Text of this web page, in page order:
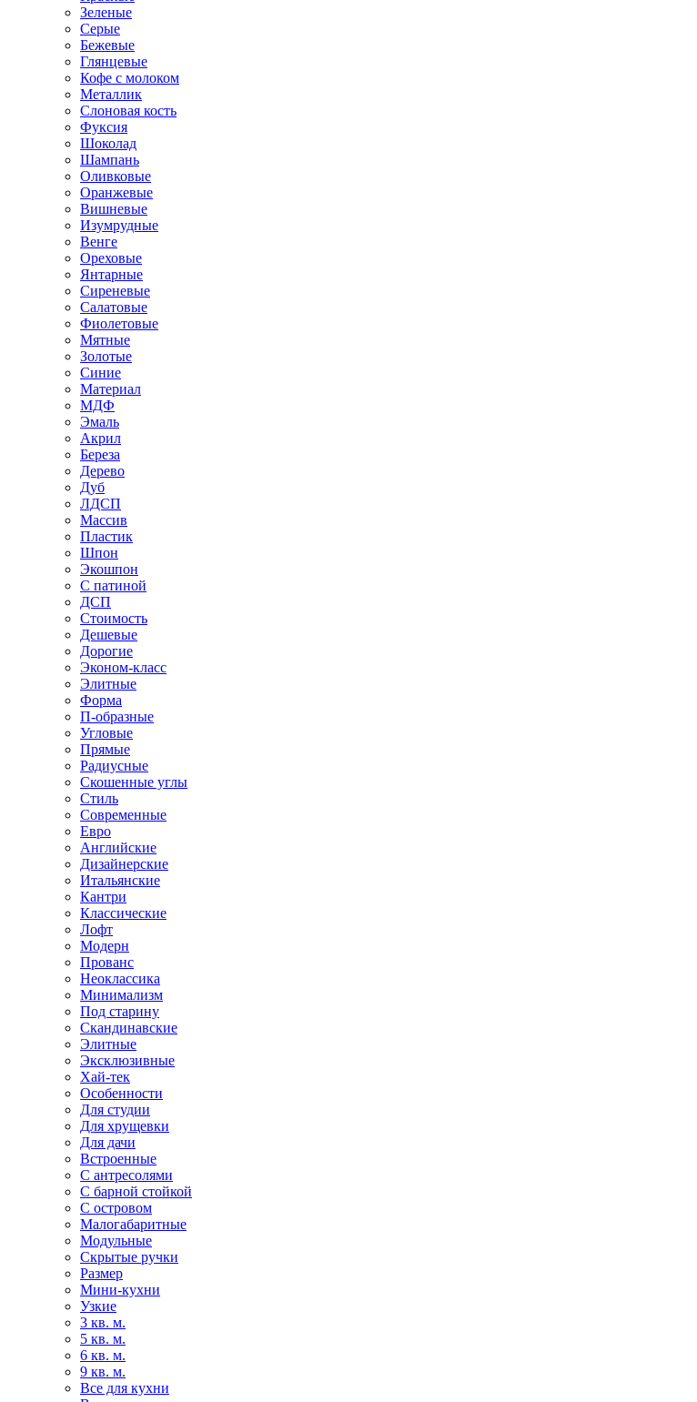
Зеленые
Серые
Бежевые
Глянцевые
Кофе с молоком
Металлик
Слоновая кость
Фуксия
Шоколад
Шампань
Оливковые
Оранжевые
Вишневые
Изумрудные
Венге
Ореховые
Янтарные
Сиреневые
Салатовые
Фиолетовые
Мятные
Золотые
Синие
Материал
МДФ
Эмаль
Акрил
Береза
Дерево
Дуб
ЛДСП
Массив
Пластик
Шпон
Экошпон
С патиной
ДСП
Стоимость
Дешевые
Дорогие
Эконом-класс
Элитные
Форма
П-образные
Угловые
Прямые
Радиусные
Скошенные углы
Стиль
Современные
Евро
Английские
Дизайнерские
Итальянские
Кантри
Классические
Лофт
Модерн
Прованс
Неоклассика
Минимализм
Под старину
Скандинавские
Элитные
Эксклюзивные
Хай-тек
Особенности
Для студии
Для хрущевки
Для дачи
Встроенные
С антресолями
С барной стойкой
С островом
Малогабаритные
Модульные
Скрытые ручки
Размер
Мини-кухни
Узкие
3 кв. м.
5 кв. м.
6 кв. м.
9 кв. м.
Все для кухни